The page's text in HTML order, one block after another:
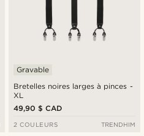
Bretelles noires larges à pinces -
XL
Gravable
49,90 $ CAD
2 COULEURS TRENDHIM